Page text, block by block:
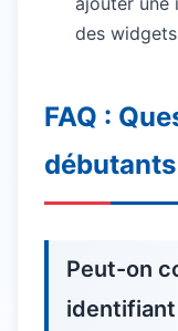
des
FAQ :
débutants
Peut-on